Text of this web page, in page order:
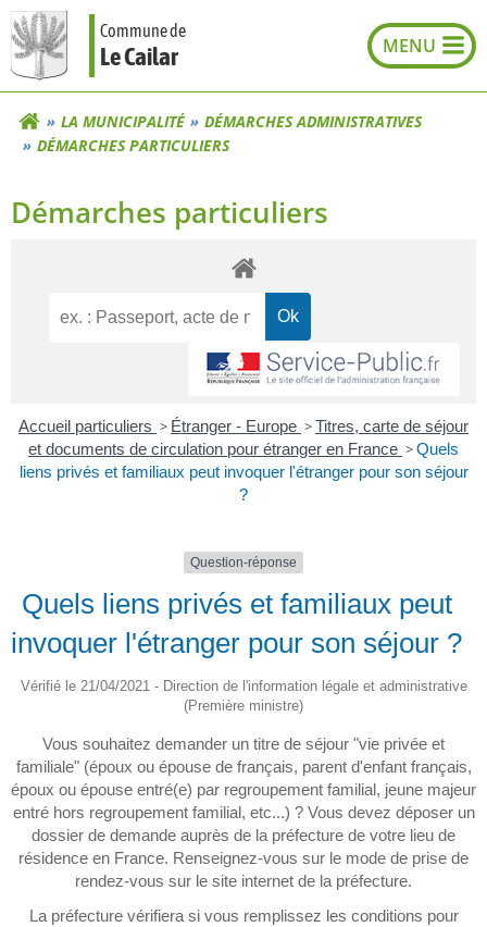
Aller
au
contenu
Commune de
Le Cailar
LA MUNICIPALITÉ
DÉMARCHES ADMINISTRATIVES
DÉMARCHES PARTICULIERS
Démarches particuliers
Accueil particuliers > Étranger - Europe >Titres, carte de séjour
et documents de circulation pour étranger en France >Quels
liens privés et familiaux peut invoquer l'étranger pour son séjour
?
Question-réponse
Quels liens privés et familiaux peut
invoquer l'étranger pour son séjour ?
Vérifié le 21/04/2021 - Direction de l'information légale et administrative
(Première ministre)
Vous souhaitez demander un titre de séjour "vie privée et
familiale" (époux ou épouse de français, parent d'enfant français,
époux ou épouse entré(e) par regroupement familial, jeune majeur
entré hors regroupement familial, etc...) ? Vous devez déposer un
dossier de demande auprès de la préfecture de votre lieu de
résidence en France. Renseignez-vous sur le mode de prise de
rendez-vous sur le site internet de la préfecture.
La préfecture vérifiera si vous remplissez les conditions pour